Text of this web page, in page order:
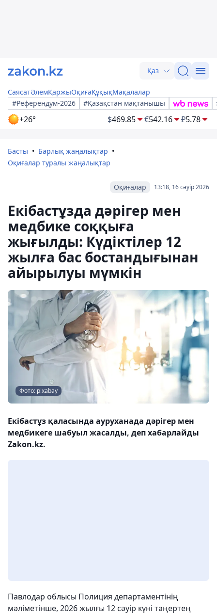
Қаз
СаясатӘлемҚаржыОқиғаҚұқықМақалалар
#Референдум-2026
#Қазақстан мақтанышы
+26° $469.85 €542.16 ₽5.78
Басты
Барлық жаңалықтар
Оқиғалар туралы жаңалықтар
13:18, 16 сәуір 2026
Оқиғалар
Екібастұзда дәрігер мен
медбике соққыға
жығылды: Күдіктілер 12
жылға бас бостандығынан
айырылуы мүмкін
Фото: pixabay
Екібастұз қаласында ауруханада дәрігер мен
медбикеге шабуыл жасалды, деп хабарлайды
Zakon.kz.
Павлодар облысы Полиция департаментінің
мәліметінше, 2026 жылғы 12 сәуір күні таңертең